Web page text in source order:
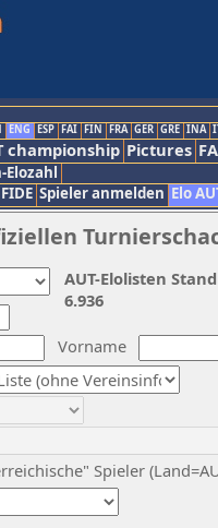
ENG ESP FAI FIN FRA GER GRE INA
championship Pictures
Elozahl
FIDE Spieler anmelden Elo
Vorname
Spieler
AUT-Elolisten
6.936